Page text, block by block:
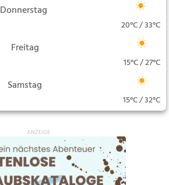
Donnerstag
20°C / 33°C
Freitag
15°C / 27°C
Samstag
15°C / 32°C